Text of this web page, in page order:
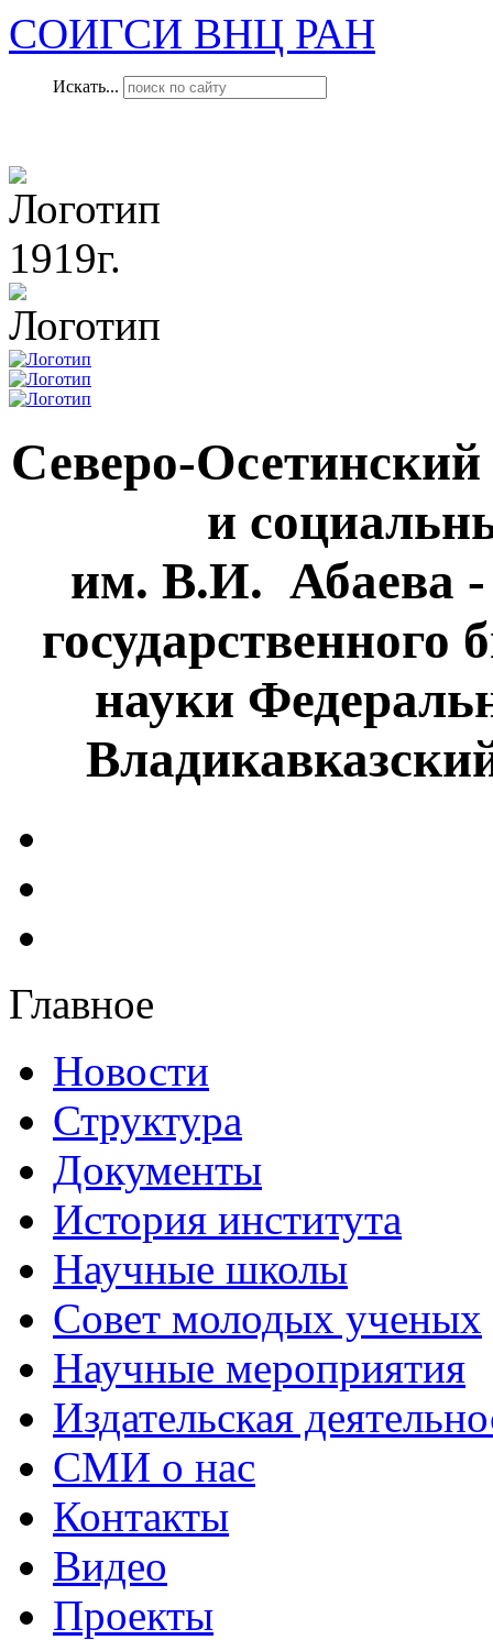
СОИГСИ ВНЦ РАН
Искать...
1919г.
Северо-
и
им. В.И. Абаева -
науки
Главное
Новости
Структура
Документы
История института
Научные школы
Совет молодых ученых
Научные мероприятия
Издательская
СМИ о нас
Контакты
Видео
Проекты